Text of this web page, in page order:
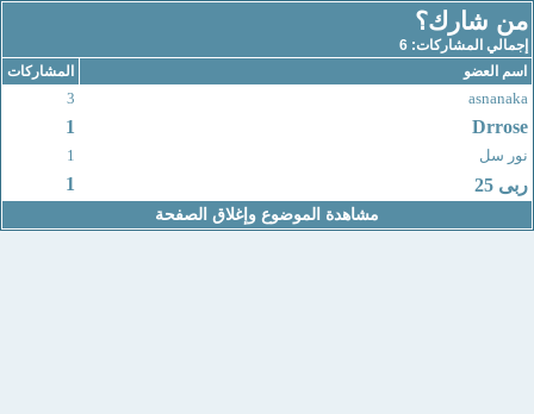
من شارك؟
إجمالي المشاركات: 6
اسم العضو
المشاركات
asnanaka
3
Drrose
1
نور سل 1
ربى 25 1
مشاهدة الموضوع وإغلاق الصفحة